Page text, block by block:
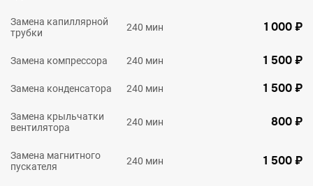
Замена капиллярной
трубки
240 мин 1 000 ₽
Замена компрессора 240 мин 1 500 ₽
Замена конденсатора 240 мин 1 500 ₽
Замена крыльчатки
вентилятора
240 мин 800 ₽
Замена магнитного
пускателя
240 мин 1 500 ₽